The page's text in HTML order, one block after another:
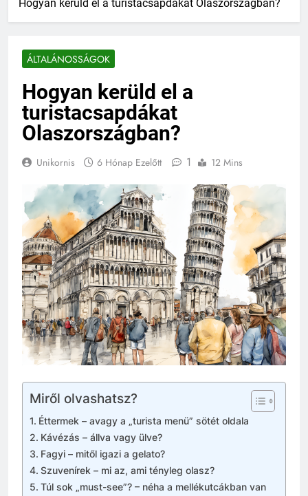
Hogyan kerüld el a turistacsapdákat Olaszországban?
ÁLTALÁNOSSÁGOK
Hogyan kerüld el a
turistacsapdákat
Olaszországban?
Unikornis 6 Hónap Ezelőtt 1 12 Mins
Miről olvashatsz?
Éttermek – avagy a „turista menü” sötét oldala
Kávézás – állva vagy ülve?
Fagyi – mitől igazi a gelato?
Szuvenírek – mi az, ami tényleg olasz?
Túl sok „must-see”? – néha a mellékutcákban van